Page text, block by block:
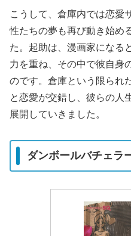
こうして、倉庫内では恋愛
性たちの夢も再び動き始め
た。起助は、漫画家になる
力を重ね、その中で彼自身
のです。倉庫という限られ
と恋愛が交錯し、彼らの人
展開していきました。
ダンボールバチェラ